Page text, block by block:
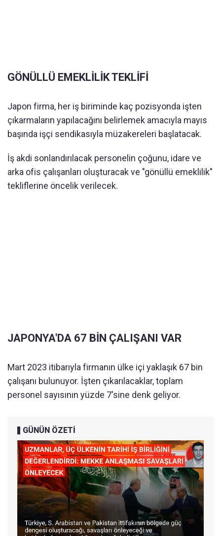
GÖNÜLLÜ EMEKLİLİK TEKLİFİ
Japon firma, her iş biriminde kaç pozisyonda işten
çıkarmaların yapılacağını belirlemek amacıyla mayıs
başında işçi sendikasıyla müzakereleri başlatacak.
İş akdi sonlandırılacak personelin çoğunu, idare ve
arka ofis çalışanları oluşturacak ve "gönüllü emeklilik"
tekliflerine öncelik verilecek.
JAPONYA'DA 67 BİN ÇALIŞANI VAR
Mart 2023 itibarıyla firmanın ülke içi yaklaşık 67 bin
çalışanı bulunuyor. İşten çıkarılacaklar, toplam
personel sayısının yüzde 7'sine denk geliyor.
GÜNÜN ÖZETİ